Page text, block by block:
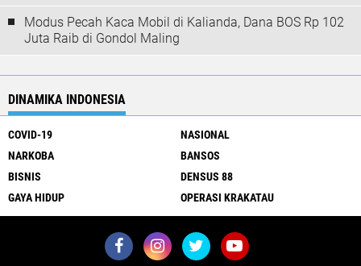
Modus Pecah Kaca Mobil di Kalianda, Dana BOS Rp 102
Juta Raib di Gondol Maling
DINAMIKA INDONESIA
COVID-19
NASIONAL
NARKOBA
BANSOS
BISNIS
DENSUS 88
GAYA HIDUP
OPERASI KRAKATAU